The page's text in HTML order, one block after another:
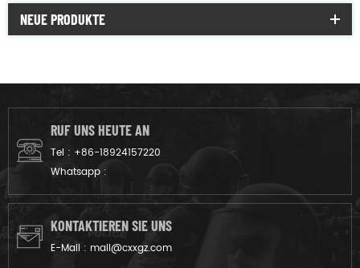
NEUE PRODUKTE
RUF UNS HEUTE AN
Tel : +86-18924157220
Whatsapp :
KONTAKTIEREN SIE UNS
E-Mail : mail@cxxgz.com